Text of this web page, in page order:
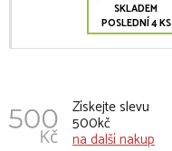
SKLADEM
POSLEDNÍ 4 KS
Získejte slevu
500kč
na další nakup